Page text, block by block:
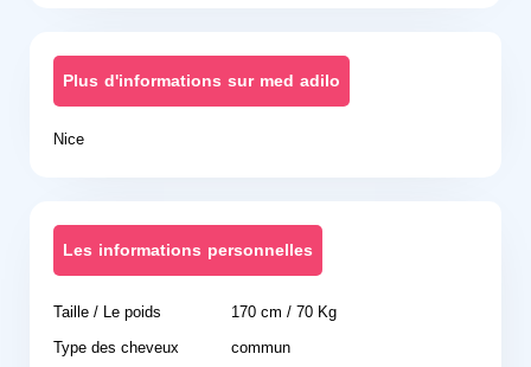
Plus d'informations sur med adilo
Nice
Les informations personnelles
Taille / Le poids
170 cm / 70 Kg
Type des cheveux
commun